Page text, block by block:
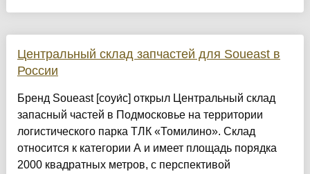
Центральный склад запчастей для Soueast в
России
Бренд Soueast [соуи́с] открыл Центральный склад
запасный частей в Подмосковье на территории
логистического парка ТЛК «Томилино». Склад
относится к категории А и имеет площадь порядка
2000 квадратных метров, с перспективой